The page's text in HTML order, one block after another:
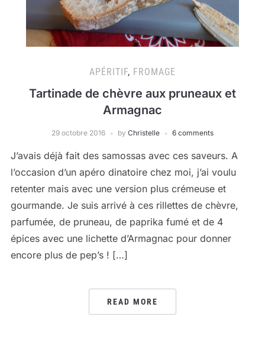
APÉRITIF, FROMAGE
Tartinade de chèvre aux pruneaux et
Armagnac
29 octobre 2016 by Christelle 6 comments
J’avais déjà fait des samossas avec ces saveurs. A
l’occasion d’un apéro dinatoire chez moi, j’ai voulu
retenter mais avec une version plus crémeuse et
gourmande. Je suis arrivé à ces rillettes de chèvre,
parfumée, de pruneau, de paprika fumé et de 4
épices avec une lichette d’Armagnac pour donner
encore plus de pep’s ! […]
READ MORE